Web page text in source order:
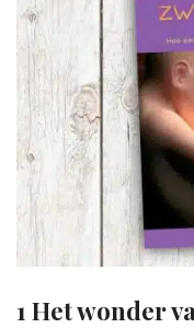
1 Het wonder